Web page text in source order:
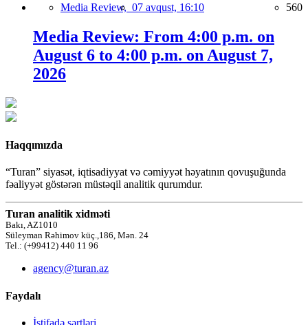
Media Review, 07 avqust, 16:10 560
Media Review: From 4:00 p.m. on
August 6 to 4:00 p.m. on August 7,
2026
Haqqımızda
“Turan” siyasət, iqtisadiyyat və cəmiyyət həyatının qovuşuğunda
fəaliyyət göstərən müstəqil analitik qurumdur.
Turan analitik xidməti
Bakı, AZ1010
Süleyman Rəhimov küç.,186, Mən. 24
Tel.: (+99412) 440 11 96
agency@turan.az
Faydalı
İstifadə şərtləri